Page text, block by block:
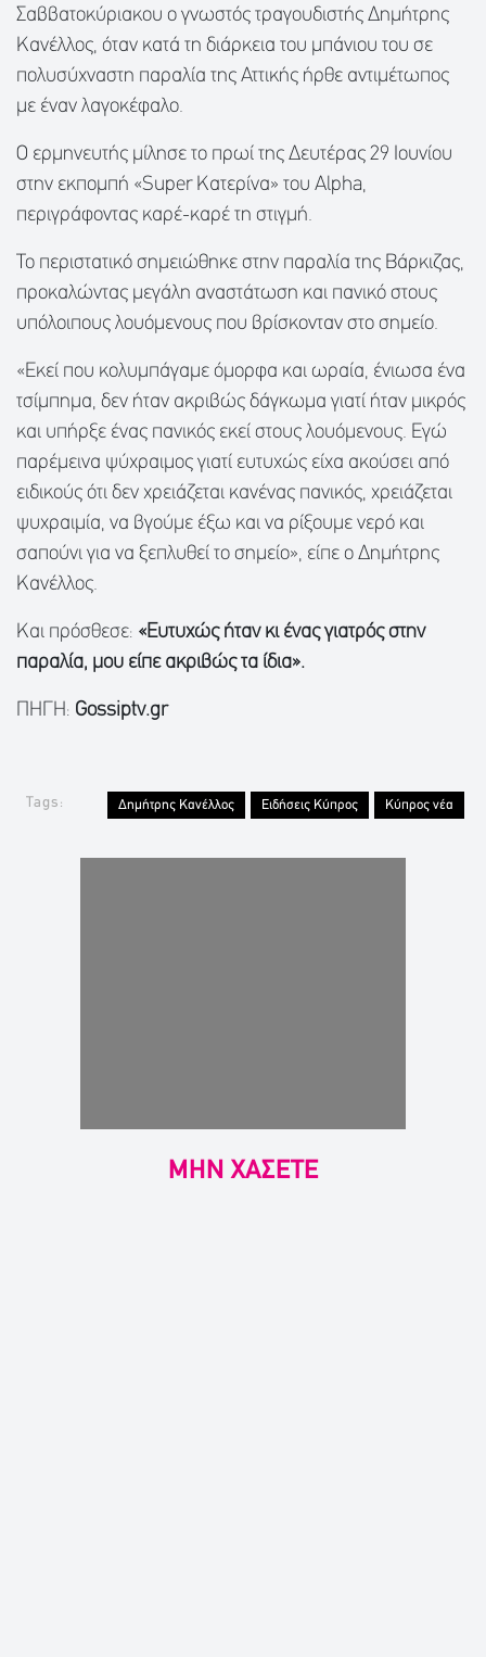
Σαββατοκύριακου ο γνωστός τραγουδιστής Δημήτρης
Κανέλλος, όταν κατά τη διάρκεια του μπάνιου του σε
πολυσύχναστη παραλία της Αττικής ήρθε αντιμέτωπος
με έναν λαγοκέφαλο.
Ο ερμηνευτής μίλησε το πρωί της Δευτέρας 29 Ιουνίου
στην εκπομπή «Super Κατερίνα» του Alpha,
περιγράφοντας καρέ-καρέ τη στιγμή.
Το περιστατικό σημειώθηκε στην παραλία της Βάρκιζας,
προκαλώντας μεγάλη αναστάτωση και πανικό στους
υπόλοιπους λουόμενους που βρίσκονταν στο σημείο.
«Εκεί που κολυμπάγαμε όμορφα και ωραία, ένιωσα ένα
τσίμπημα, δεν ήταν ακριβώς δάγκωμα γιατί ήταν μικρός
και υπήρξε ένας πανικός εκεί στους λουόμενους. Εγώ
παρέμεινα ψύχραιμος γιατί ευτυχώς είχα ακούσει από
ειδικούς ότι δεν χρειάζεται κανένας πανικός, χρειάζεται
ψυχραιμία, να βγούμε έξω και να ρίξουμε νερό και
σαπούνι για να ξεπλυθεί το σημείο», είπε ο Δημήτρης
Κανέλλος.
Και πρόσθεσε: «Ευτυχώς ήταν κι ένας γιατρός στην
παραλία, μου είπε ακριβώς τα ίδια».
ΠΗΓΗ: Gossiptv.gr
Tags: Δημήτρης Κανέλλος Ειδήσεις Κύπρος Κύπρος νέα
ΜΗΝ ΧΑΣΕΤΕ